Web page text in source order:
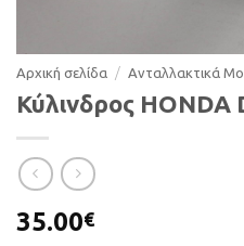
Αρχική σελίδα / Ανταλλακτικά
Κύλινδρος HONDA
35.00€